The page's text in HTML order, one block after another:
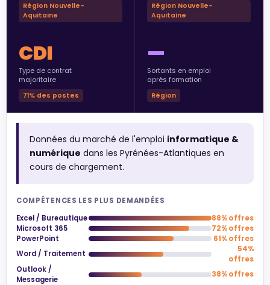
Région Nouvelle-
Aquitaine
Région Nouvelle-
Aquitaine
CDI
Type de contrat
majoritaire
71% des postes
—
Sortants en emploi
après formation
Région
Données du marché de l'emploi informatique &
numérique dans les Pyrénées-Atlantiques en
cours de chargement.
COMPÉTENCES LES PLUS DEMANDÉES
Excel / Bureautique
88% offres
Microsoft 365
72% offres
PowerPoint
61% offres
Word / Traitement
54%
offres
Outlook /
Messagerie
38% offres